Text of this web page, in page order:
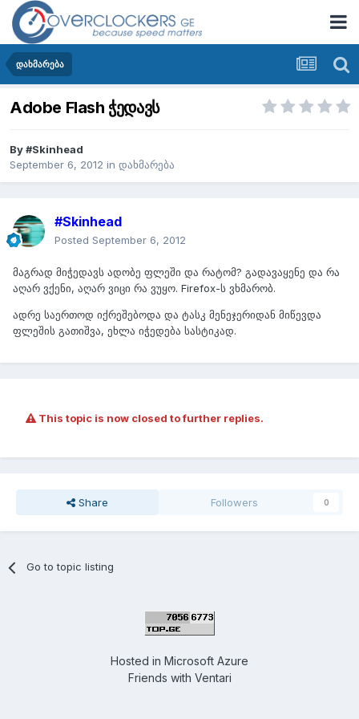
დახმარება
Adobe Flash ჭედავს
By#Skinhead
September 6, 2012 in დახმარება
#Skinhead
Posted September 6, 2012
მაგრად მიჭედავს ადობე ფლეში და რატომ? გადავაყენე და რა
აღარ ვქენი, აღარ ვიცი რა ვუყო. Firefox-ს ვხმარობ.
ადრე საერთოდ იქრეშებოდა და ტასკ მენეჯერიდან მიწევდა
ფლეშის გათიშვა, ეხლა იჭედება სასტიკად.
This topic is now closed to further replies.
Share Followers 0
Go to topic listing
Hosted in Microsoft Azure
Friends with Ventari